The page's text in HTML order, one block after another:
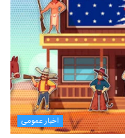
اخبار عمومی